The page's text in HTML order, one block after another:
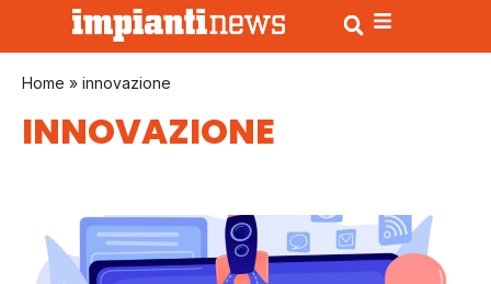
Home » innovazione
INNOVAZIONE